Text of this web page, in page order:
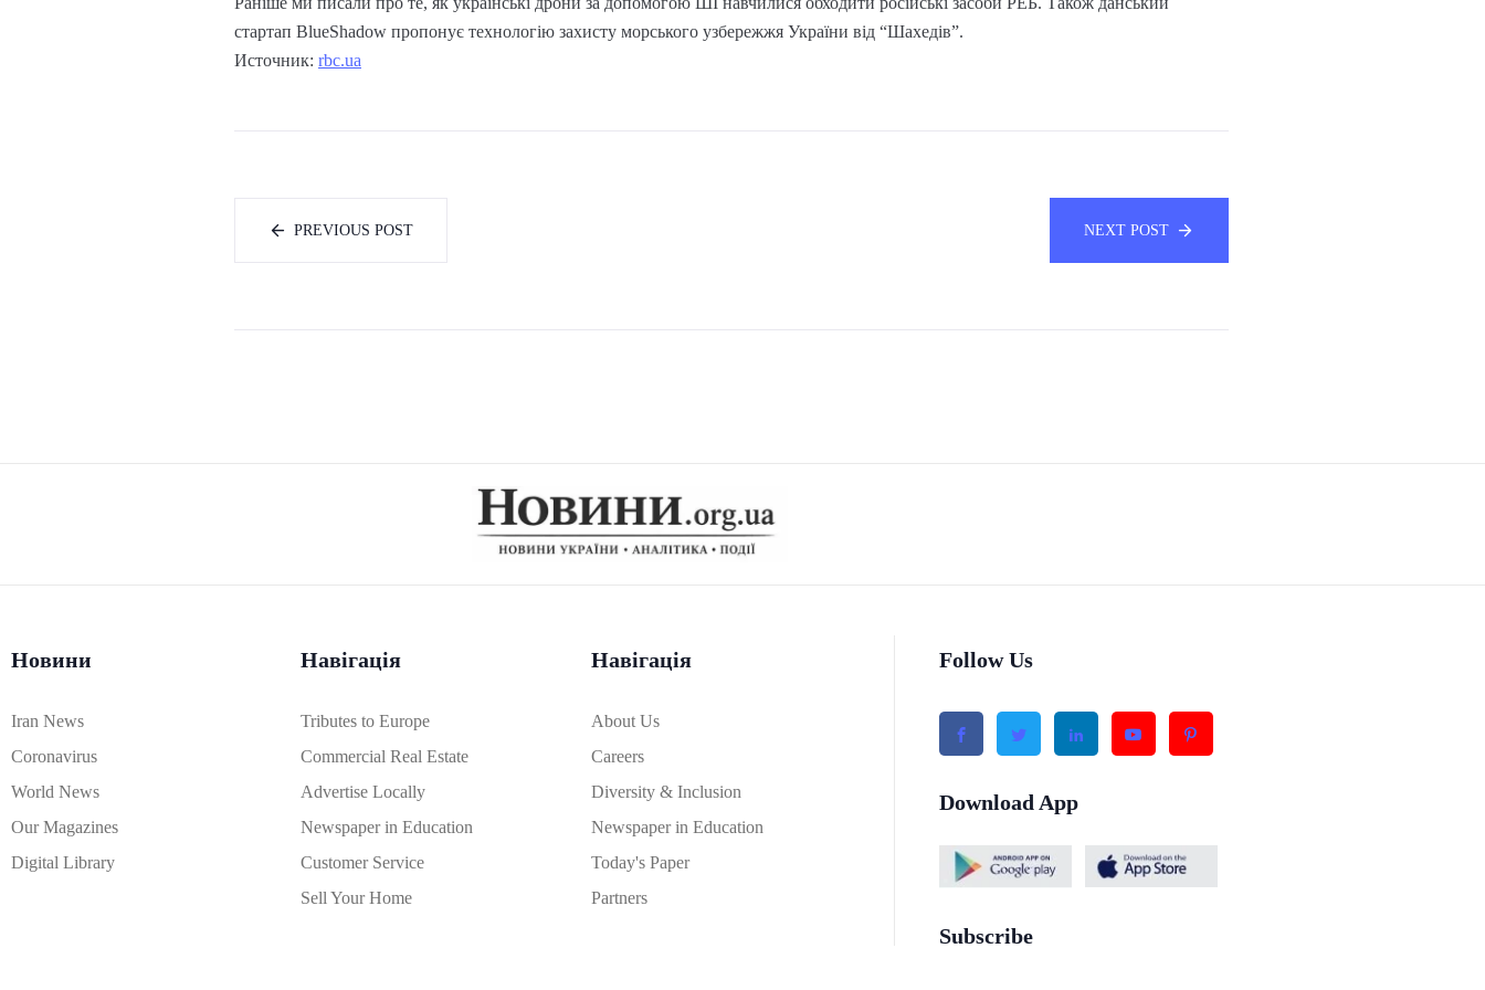
стартап BlueShadow пропонує технологію захисту морського узбережжя України від “Шахедів”.
Источник: rbc.ua
PREVIOUS POST NEXT POST
Новини
Iran News
Coronavirus
World News
Our Magazines
Digital Library
Навігація
Tributes to Europe
Commercial Real Estate
Advertise Locally
Newspaper in Education
Customer Service
Sell Your Home
Навігація
About Us
Careers
Diversity & Inclusion
Newspaper in Education
Today's Paper
Partners
Follow Us
Download App
Subscribe